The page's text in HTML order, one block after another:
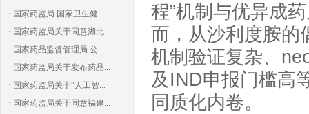
· 国家药监局 国家卫生健...
· 国家药监局关于同意湖北...
· 国家药品监督管理局 公...
· 国家药监局关于发布药品...
· 国家药监局关于“人工智...
· 国家药监局关于同意福建...
程”机制与优异成
而，从沙利度胺的
机制验证复杂、
及IND申报门槛高
同质化内卷。